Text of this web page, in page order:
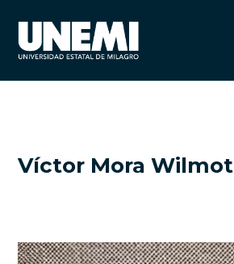
Víctor Mora Wilmot